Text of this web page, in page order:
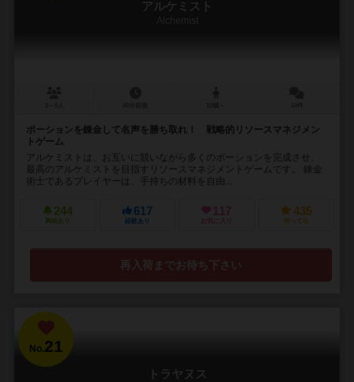
アルケミスト
Alchemist
ポーションを錬金して名声を勝ち取れ！ 戦略的リソースマネジメン
トゲーム
アルケミストは、お互いに競いながら多くのポーションを完成させ、
最高のアルケミストを目指すリソースマネジメントゲームです。 錬金
術士であるプレイヤーは、手持ちの材料を自由...
244
興味あり
617
経験あり
117
お気に入り
435
持ってる
再入荷までお待ち下さい
No.21
トラヤヌス